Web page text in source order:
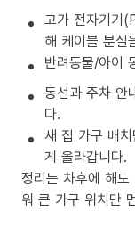
고가 전자기기
해 케이블 분실
반려동물/아이
동선과 주차 안
다.
새 집 가구 배
게 올라갑니다.
정리는 차후에 해
워 큰 가구 위치만